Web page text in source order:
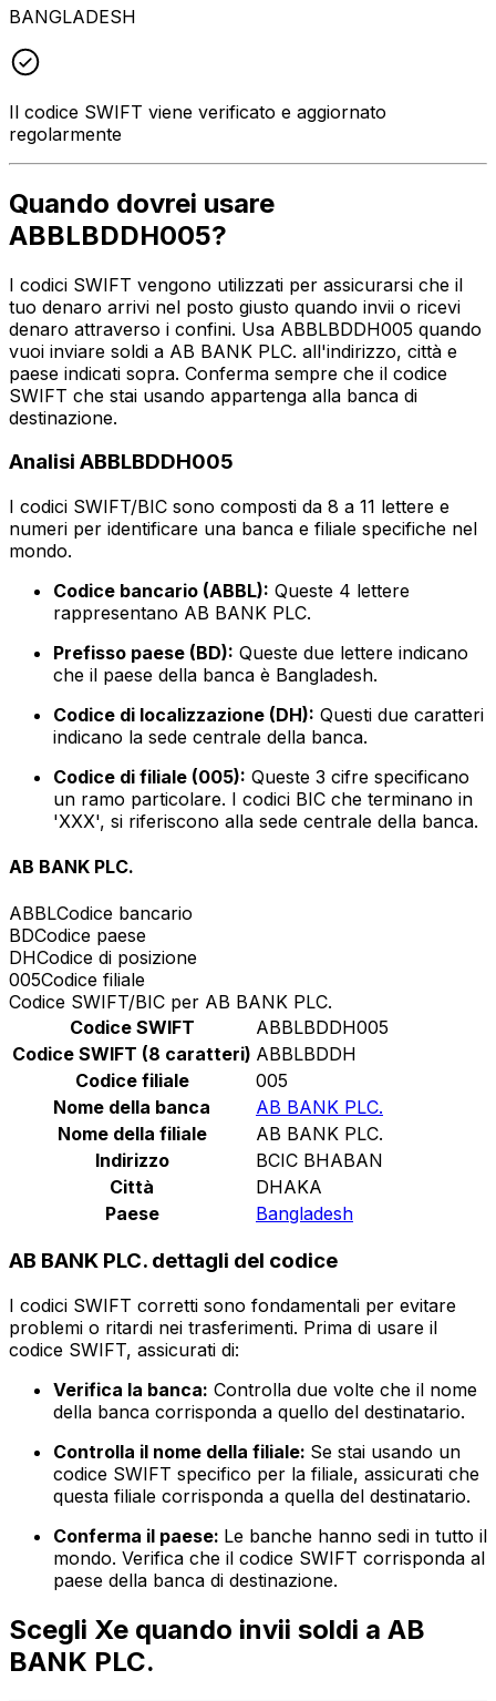
BANGLADESH
Il codice SWIFT viene verificato e aggiornato
regolarmente
Quando dovrei usare
ABBLBDDH005?
I codici SWIFT vengono utilizzati per assicurarsi che il
tuo denaro arrivi nel posto giusto quando invii o ricevi
denaro attraverso i confini. Usa ABBLBDDH005 quando
vuoi inviare soldi a AB BANK PLC. all'indirizzo, città e
paese indicati sopra. Conferma sempre che il codice
SWIFT che stai usando appartenga alla banca di
destinazione.
Analisi ABBLBDDH005
I codici SWIFT/BIC sono composti da 8 a 11 lettere e
numeri per identificare una banca e filiale specifiche nel
mondo.
Codice bancario (ABBL): Queste 4 lettere
rappresentano AB BANK PLC.
Prefisso paese (BD): Queste due lettere indicano
che il paese della banca è Bangladesh.
Codice di localizzazione (DH): Questi due caratteri
indicano la sede centrale della banca.
Codice di filiale (005): Queste 3 cifre specificano
un ramo particolare. I codici BIC che terminano in
'XXX', si riferiscono alla sede centrale della banca.
AB BANK PLC.
ABBLCodice bancario
BDCodice paese
DHCodice di posizione
005Codice filiale
Codice SWIFT/BIC per AB BANK PLC.
Codice SWIFT
ABBLBDDH005
Codice SWIFT (8 caratteri) ABBLBDDH
Codice filiale
005
Nome della banca
AB BANK PLC.
Nome della filiale
AB BANK PLC.
Indirizzo
BCIC BHABAN
Città
DHAKA
Paese
Bangladesh
AB BANK PLC. dettagli del codice
I codici SWIFT corretti sono fondamentali per evitare
problemi o ritardi nei trasferimenti. Prima di usare il
codice SWIFT, assicurati di:
Verifica la banca: Controlla due volte che il nome
della banca corrisponda a quello del destinatario.
Controlla il nome della filiale: Se stai usando un
codice SWIFT specifico per la filiale, assicurati che
questa filiale corrisponda a quella del destinatario.
Conferma il paese: Le banche hanno sedi in tutto il
mondo. Verifica che il codice SWIFT corrisponda al
paese della banca di destinazione.
Scegli Xe quando invii soldi a AB
BANK PLC.